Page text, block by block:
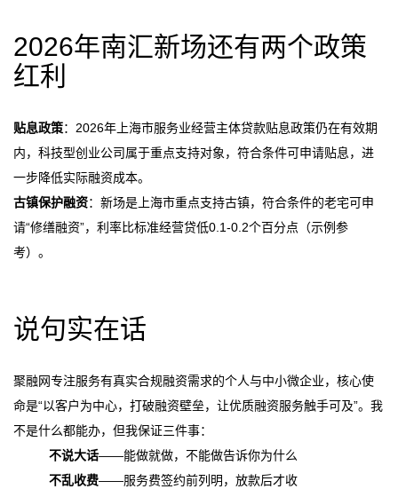
2026年南汇新场还有两个政策
红利
贴息政策：2026年上海市服务业经营主体贷款贴息政策仍在有效期
内，科技型创业公司属于重点支持对象，符合条件可申请贴息，进
一步降低实际融资成本。
古镇保护融资：新场是上海市重点支持古镇，符合条件的老宅可申
请“修缮融资”，利率比标准经营贷低0.1-0.2个百分点（示例参
考）。
说句实在话
聚融网专注服务有真实合规融资需求的个人与中小微企业，核心使
命是“以客户为中心，打破融资壁垒，让优质融资服务触手可及”。我
不是什么都能办，但我保证三件事：
不说大话——能做就做，不能做告诉你为什么
不乱收费——服务费签约前列明，放款后才收